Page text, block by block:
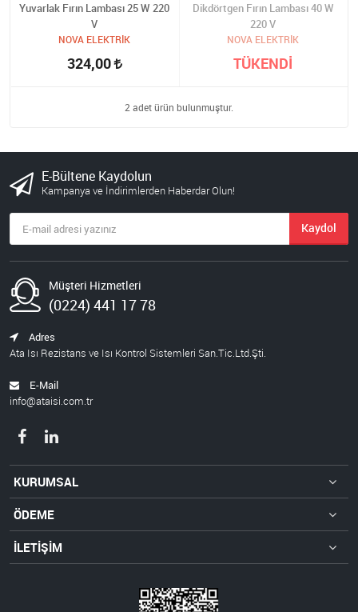
Yuvarlak Fırın Lambası 25 W 220
V
NOVA ELEKTRİK
324,00
Dikdörtgen Fırın Lambası 40 W
220 V
NOVA ELEKTRİK
TÜKENDİ
2 adet ürün bulunmuştur.
E-Bültene Kaydolun
Kampanya ve İndirimlerden Haberdar Olun!
Kaydol
Müşteri Hizmetleri
(0224) 441 17 78
Adres
Ata Isı Rezistans ve Isı Kontrol Sistemleri San.Tic.Ltd.Şti.
E-Mail
info@ataisi.com.tr
KURUMSAL
ÖDEME
İLETİŞİM